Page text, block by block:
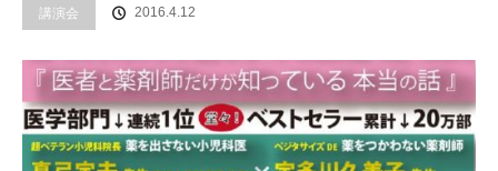
講演会 2016.4.12